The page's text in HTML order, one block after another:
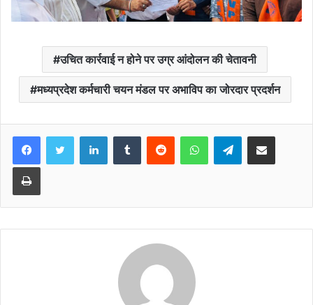
उचित कार्रवाई न होने पर उग्र आंदोलन की चेतावनी
मध्यप्रदेश कर्मचारी चयन मंडल पर अभाविप का जोरदार प्रदर्शन
FacebookTwitter LinkedInTumblr Reddit WhatsAppTelegramShare via Email
Print